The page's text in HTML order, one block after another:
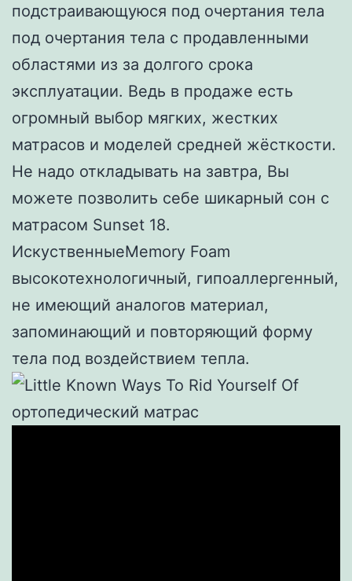
подстраивающуюся под очертания тела
под очертания тела с продавленными
областями из за долгого срока
эксплуатации. Ведь в продаже есть
огромный выбор мягких, жестких
матрасов и моделей средней жёсткости.
Не надо откладывать на завтра, Вы
можете позволить себе шикарный сон с
матрасом Sunset 18.
ИскуственныеMemory Foam
высокотехнологичный, гипоаллергенный,
не имеющий аналогов материал,
запоминающий и повторяющий форму
тела под воздействием тепла.